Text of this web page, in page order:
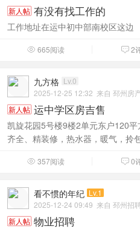
新人帖 有没有找工作的
工作地址在运中初中部南校区这边
 665阅读  2
九方格 Lv.0
2025-12-25 12:32 来自 邳州房
新人帖 运中学区房吉售
凯旋花园5号楼9楼2单元东户120
齐全、精装修，热水器，暖气，拎
 357阅读  0
看不惯的年纪 Lv.1
2025-12-24 09:49 来自 邳州招
新人帖 物业招聘